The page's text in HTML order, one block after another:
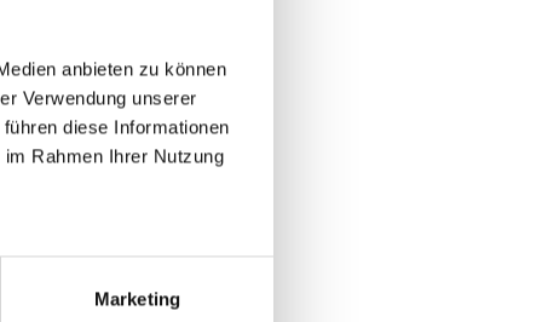
anbieten zu können
Verwendung unserer
diese Informationen
Rahmen Ihrer Nutzung
Marketing